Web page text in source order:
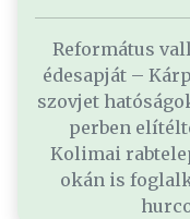
Református
édesapját –
szovjet
perben
Kolimai
okán is